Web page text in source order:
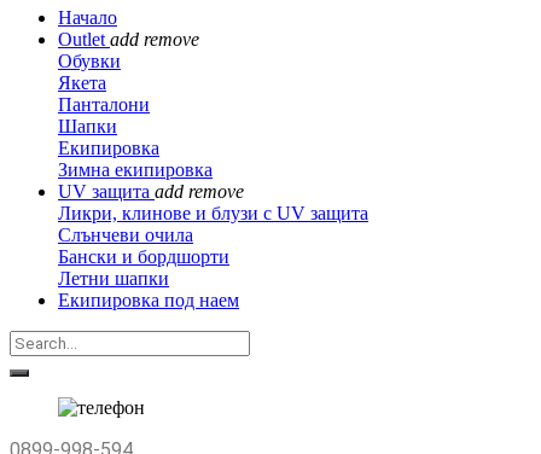
Начало
Outlet add remove
Обувки
Якета
Панталони
Шапки
Екипировка
Зимна екипировка
UV защита add remove
Ликри, клинове и блузи с UV защита
Слънчеви очила
Бански и бордшорти
Летни шапки
Екипировка под наем